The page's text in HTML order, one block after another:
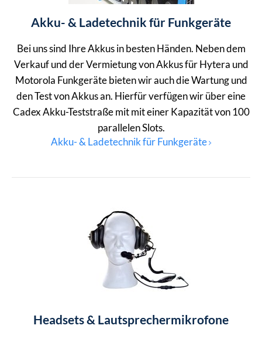
Akku- & Ladetechnik für Funkgeräte
Bei uns sind Ihre Akkus in besten Händen. Neben dem
Verkauf und der Vermietung von Akkus für Hytera und
Motorola Funkgeräte bieten wir auch die Wartung und
den Test von Akkus an. Hierfür verfügen wir über eine
Cadex Akku-Teststraße mit mit einer Kapazität von 100
parallelen Slots.
Akku- & Ladetechnik für Funkgeräte
Headsets & Lautsprechermikrofone